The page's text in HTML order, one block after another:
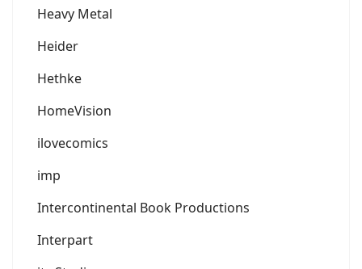
Heavy Metal
Heider
Hethke
HomeVision
ilovecomics
imp
Intercontinental Book Productions
Interpart